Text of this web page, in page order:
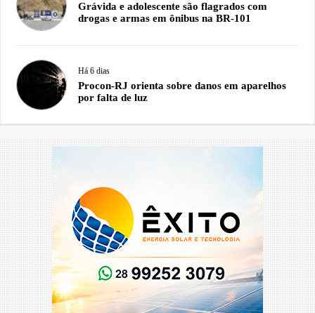
Grávida e adolescente são flagrados com
drogas e armas em ônibus na BR-101
Há 6 dias
Procon-RJ orienta sobre danos em aparelhos
por falta de luz